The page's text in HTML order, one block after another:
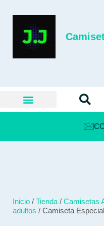
Inicio / Tienda / Camisetas
adultos / Camiseta